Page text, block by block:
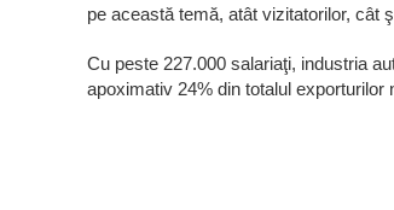
pe această temă, atât vizitatorilor, cât
Cu peste 227.000 salariaţi, industria
apoximativ 24% din totalul exporturilor